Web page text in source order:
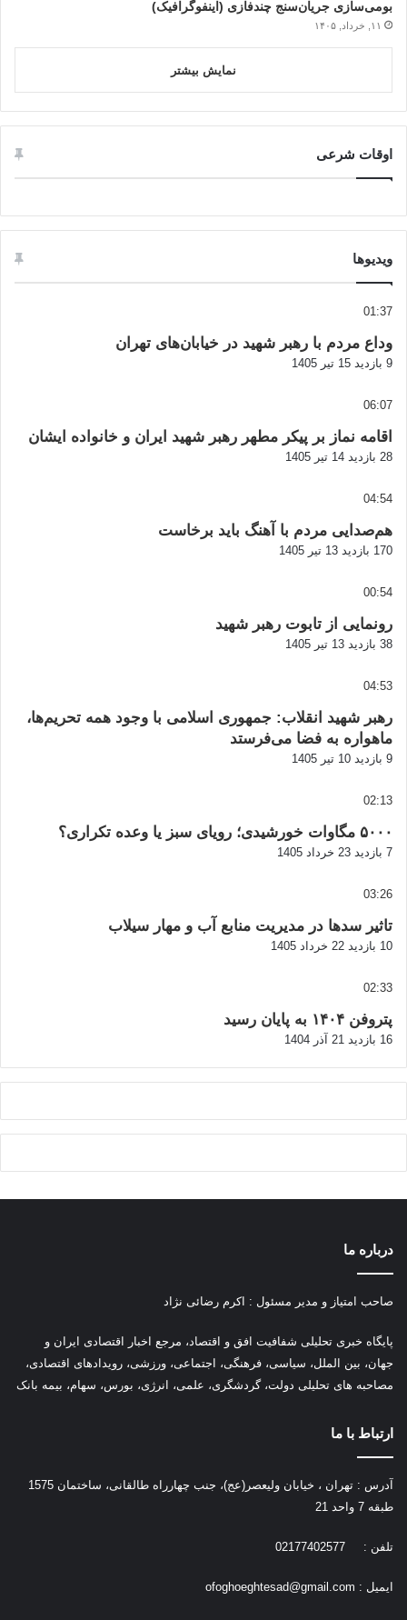
بومی‌سازی جریان‌سنج چندفازی (اینفوگرافیک)
۱۱, خرداد, ۱۴۰۵
نمایش بیشتر
اوقات شرعی
ویدیوها
01:37
وداع مردم با رهبر شهید در خیابان‌های تهران
9 بازدید 15 تیر 1405
06:07
اقامه نماز بر پیکر مطهر رهبر شهید ایران و خانواده ایشان
28 بازدید 14 تیر 1405
04:54
هم‌صدایی مردم با آهنگ باید برخاست
170 بازدید 13 تیر 1405
00:54
رونمایی از تابوت رهبر شهید
38 بازدید 13 تیر 1405
04:53
رهبر شهید انقلاب: جمهوری اسلامی با وجود همه تحریم‌ها،
ماهواره به فضا می‌فرستد
9 بازدید 10 تیر 1405
02:13
۵۰۰۰ مگاوات خورشیدی؛ رویای سبز یا وعده تکراری؟
7 بازدید 23 خرداد 1405
03:26
تاثیر سدها در مدیریت منابع آب و مهار سیلاب
10 بازدید 22 خرداد 1405
02:33
پتروفن ۱۴۰۴ به پایان رسید
16 بازدید 21 آذر 1404
درباره ما
صاحب امتیاز و مدیر مسئول : اکرم رضائی نژاد
پایگاه خبری تحلیلی شفافیت افق و اقتصاد، مرجع اخبار اقتصادی ایران و
جهان، بین الملل، سیاسی، فرهنگی، اجتماعی، ورزشی، رویدادهای اقتصادی،
مصاحبه های تحلیلی دولت، گردشگری، علمی، انرژی، بورس، سهام، بیمه بانک
ارتباط با ما
آدرس : تهران ، خیابان ولیعصر(عج)، جنب چهارراه طالقانی، ساختمان 1575
طبقه 7 واحد 21
تلفن : 02177402577
ایمیل : ofoghoeghtesad@gmail.com